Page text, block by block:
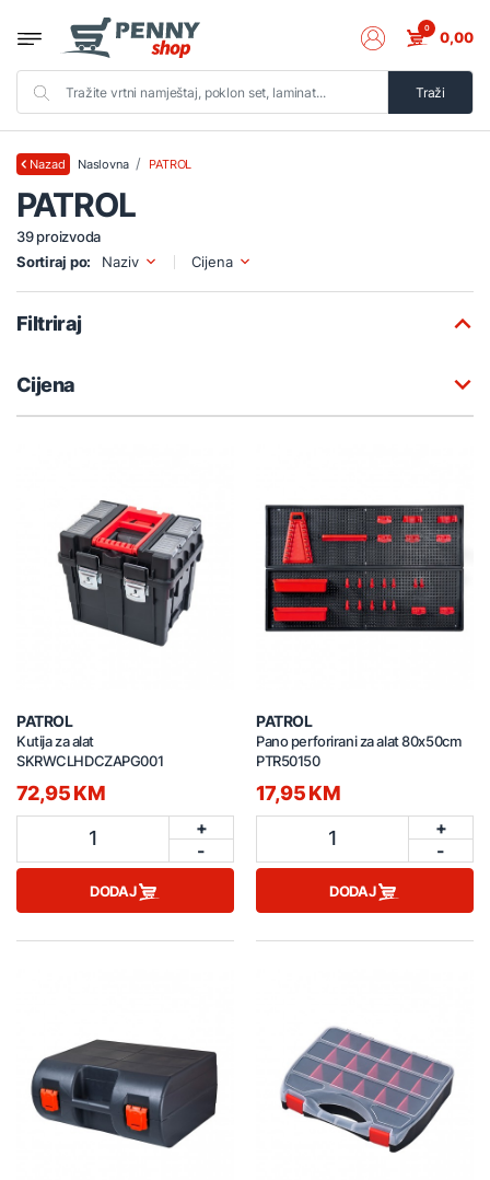
Traži
0 0,00
Nazad Naslovna PATROL
PATROL
39 proizvoda
Sortiraj po:
Naziv Cijena
Filtriraj
Cijena
PATROL
Kutija za alat
SKRWCLHDCZAPG001
72,95 KM
1
+
-
DODAJ
PATROL
Pano perforirani za alat 80x50cm
PTR50150
17,95 KM
1
+
-
DODAJ